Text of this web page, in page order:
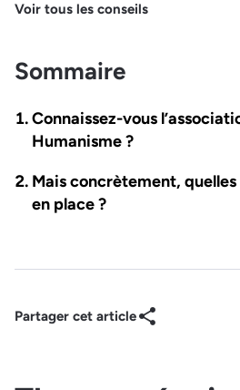
Voir tous les conseils
Sommaire
Connaissez-vous
Humanisme ?
Mais concrètement,
en place ?
Partager cet article